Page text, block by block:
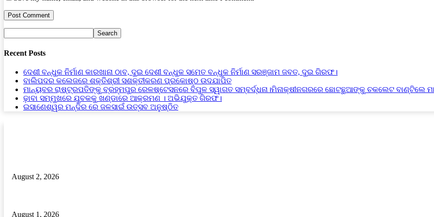
Recent Posts
ଦେଶୀ ବନ୍ଧୁକ ନିର୍ମାଣ କାରଖାନା ଠାବ, ଦୁଇ ଦେଶୀ ବନ୍ଧୁକ ସମେତ ବନ୍ଧୁକ ନିର୍ମାଣ ସରଞ୍ଜାମ ଜବତ, ଦୁଇ ଗିରଫ।
ବାଲିପଦର କଲେଜରେ ଶକ୍ତିଶ୍ରୀ ସଶକ୍ତୀକରଣ ପ୍ରକୋଷ୍ଠ ଉଦଯାପିତ
ମାନ୍ୟବର ରାଷ୍ଟ୍ରପତିଙ୍କୁ ବ୍ରହ୍ମପୁର ରେଳଷ୍ଟେସନରେ ବିପୁଳ ସ୍ୱାଗତ ସମ୍ବର୍ଦ୍ଧନା।ମିନାକ୍ଷୀନଗରରେ ଛୋଟଛୁଆଙ୍କୁ ଚକଲେଟ ବାଣ୍ଟିଲେ
ଢ଼ାବା ସମ୍ମୁଖରେ ଯୁବକକୁ ଖଣ୍ଡାରେ ଆକ୍ରମଣ । ଅଭିଯୁକ୍ତ ଗିରଫ।
ଇସାଣେଶ୍ୱର ମନ୍ଦିର ରେ ଜଳସାଇଁ ଉତ୍ସବ ଅନୁଷ୍ଠିତ
August 2, 2026
August 1, 2026